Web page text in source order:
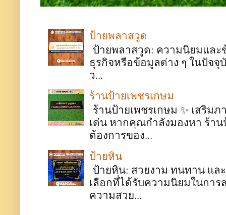
ป้ายพลาสวูด
ป้ายพลาสวูด: ความนิยมและ
ธุรกิจหรือข้อมูลต่าง ๆ ในปัจ
ว...
ร้านป้ายเพชรเกษม
ร้านป้ายเพชรเกษม ✨ เสริ
เด่น หากคุณกำลังมองหา ร้าน
ต้องการของ...
ป้ายหิน
ป้ายหิน: สวยงาม ทนทาน แล
เลือกที่ได้รับความนิยมในการ
ความสวย...